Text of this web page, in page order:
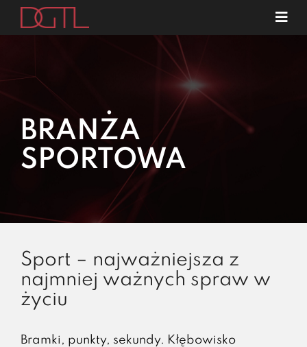
Przejdź
blog
kariera
BRANŻA
SPORTOWA
Sport – najważniejsza z
najmniej ważnych spraw w
życiu
Bramki, punkty, sekundy. Kłębowisko